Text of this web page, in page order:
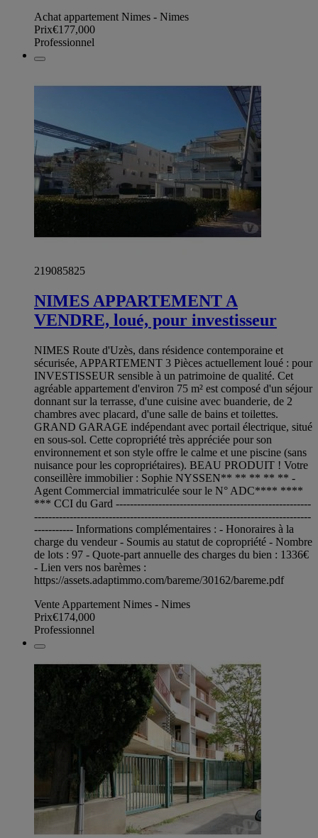
Achat appartement Nimes - Nimes
Prix€177,000
Professionnel
219085825
NIMES APPARTEMENT A
VENDRE, loué, pour investisseur
NIMES Route d'Uzès, dans résidence contemporaine et
sécurisée, APPARTEMENT 3 Pièces actuellement loué : pour
INVESTISSEUR sensible à un patrimoine de qualité. Cet
agréable appartement d'environ 75 m² est composé d'un séjour
donnant sur la terrasse, d'une cuisine avec buanderie, de 2
chambres avec placard, d'une salle de bains et toilettes.
GRAND GARAGE indépendant avec portail électrique, situé
en sous-sol. Cette copropriété très appréciée pour son
environnement et son style offre le calme et une piscine (sans
nuisance pour les copropriétaires). BEAU PRODUIT ! Votre
conseillère immobilier : Sophie NYSSEN** ** ** ** ** -
Agent Commercial immatriculée sour le N° ADC**** ****
*** CCI du Gard -------------------------------------------------------
------------------------------------------------------------------------------
----------- Informations complémentaires : - Honoraires à la
charge du vendeur - Soumis au statut de copropriété - Nombre
de lots : 97 - Quote-part annuelle des charges du bien : 1336€
- Lien vers nos barèmes :
https://assets.adaptimmo.com/bareme/30162/bareme.pdf
Vente Appartement Nimes - Nimes
Prix€174,000
Professionnel